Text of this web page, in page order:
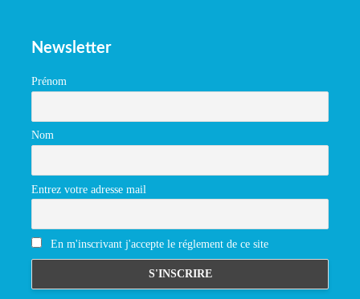
Newsletter
Prénom
Nom
Entrez votre adresse mail
En m'inscrivant j'accepte le réglement de ce site